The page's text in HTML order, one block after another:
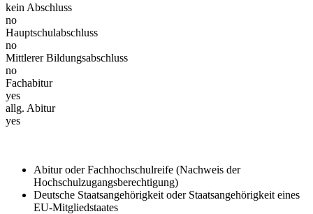
kein Abschluss
no
Hauptschulabschluss
no
Mittlerer Bildungsabschluss
no
Fachabitur
yes
allg. Abitur
yes
Abitur oder Fachhochschulreife (Nachweis der
Hochschulzugangsberechtigung)
Deutsche Staatsangehörigkeit oder Staatsangehörigkeit eines
EU-Mitgliedstaates